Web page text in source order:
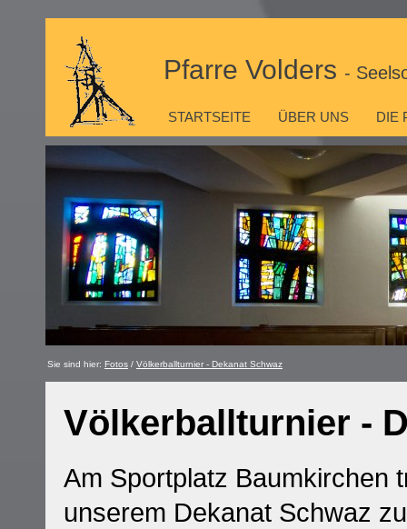
Pfarre Volders -
STARTSEITE ÜBER UNS DIE
Völkerballturnier -
Am Sportplatz Baumkirchen
unserem Dekanat Schwaz
Sie sind hier: Fotos / Völkerballturnier - Dekanat Schwaz